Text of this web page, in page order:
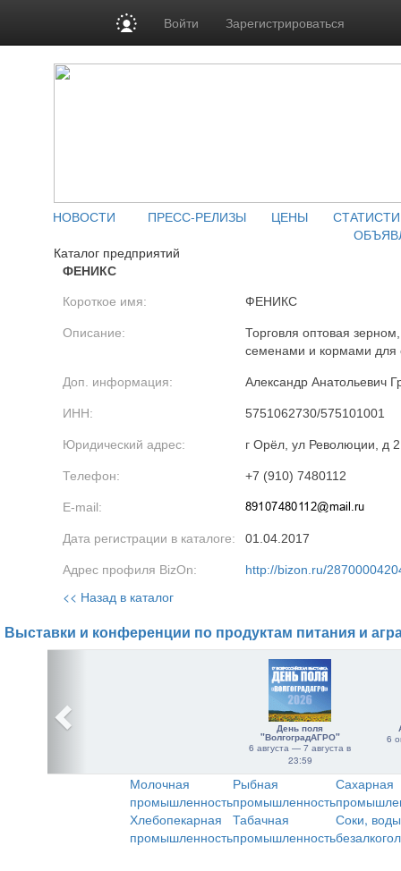
Войти Зарегистрироваться
НОВОСТИ ПРЕСС-РЕЛИЗЫ ЦЕНЫ
Каталог предприятий
ФЕНИКС
Короткое имя: ФЕНИКС
Описание:
Торговля оптовая
семенами и кормами для
Доп. информация: Александр Анатольевич
ИНН: 5751062730/575101001
Юридический адрес: г Орёл, ул Революции, д
Телефон: +7 (910) 7480112
E-mail:
Дата регистрации в каталоге: 01.04.2017
Адрес профиля BizOn: http://bizon.ru/
<< Назад в каталог
Выставки и конференции по продуктам питания и
День поля
"ВолгоградАГРО"
6 августа — 7 августа в
23:59
6
Молочная
промышленность
Рыбная
промышленность
Сахарная
Хлебопекарная
промышленность
Табачная
промышленность
Соки,